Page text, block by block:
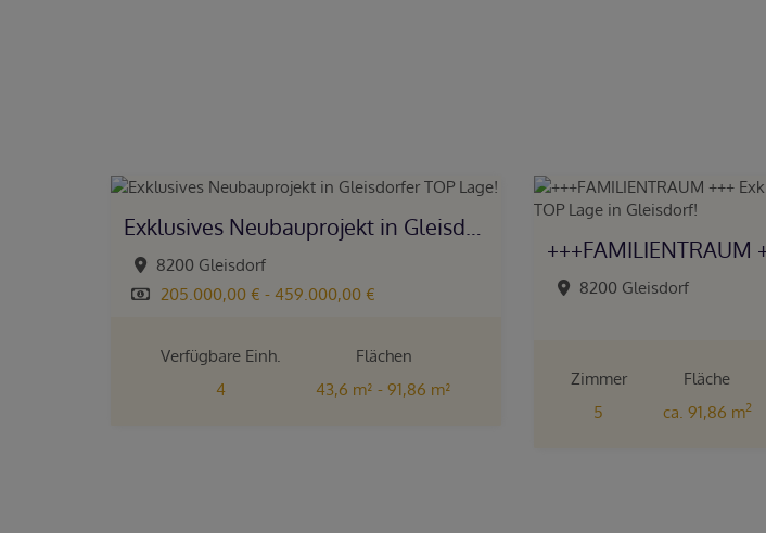
8200 Gleisdorf
205.000,00 € - 459.000,00 €
Verfügbare Einh.
4
Flächen
43,6 m² - 91,86 m²
8200 Gleisdorf
Zimmer
5
Fläche
ca. 91,86 m2